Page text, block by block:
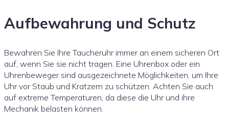
Aufbewahrung und Schutz
Bewahren Sie Ihre Taucheruhr immer an einem sicheren Ort
auf, wenn Sie sie nicht tragen. Eine Uhrenbox oder ein
Uhrenbeweger sind ausgezeichnete Möglichkeiten, um Ihre
Uhr vor Staub und Kratzern zu schützen. Achten Sie auch
auf extreme Temperaturen, da diese die Uhr und ihre
Mechanik belasten können.